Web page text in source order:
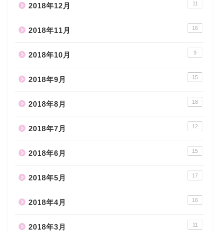
2018年12月 11
2018年11月 16
2018年10月 9
2018年9月 15
2018年8月 18
2018年7月 12
2018年6月 15
2018年5月 17
2018年4月 16
2018年3月 11